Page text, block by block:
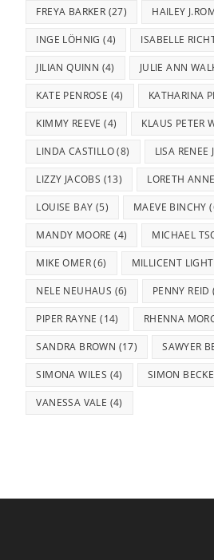
FREYA BARKER (27) HAILEY
INGE LÖHNIG (4) ISABELLE
JILIAN QUINN (4) JULIE ANN
KATE PENROSE (4) KATHARINA
KIMMY REEVE (4) KLAUS PETER
LINDA CASTILLO(8) LISA RENEE
LIZZY JACOBS (13) LORETH
LOUISE BAY (5) MAEVE BINCHY
MANDY MOORE (4) MICHAEL
MIKE OMER(6) MILLICENT LIGHT
NELE NEUHAUS (6) PENNY REID
PIPER RAYNE (14) RHENNA
SANDRA BROWN (17) SAWYER
SIMONA WILES (4) SIMON
VANESSA VALE (4)